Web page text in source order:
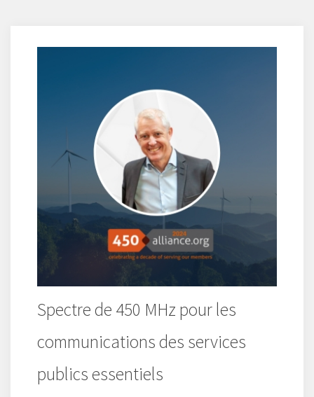
Spectre de 450 MHz pour les
communications des services
publics essentiels